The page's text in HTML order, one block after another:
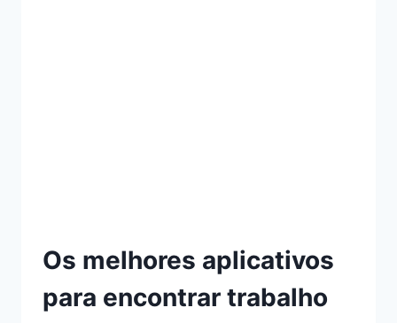
Os melhores aplicativos
para encontrar trabalho